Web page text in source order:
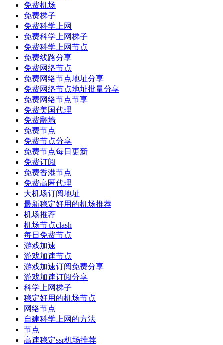
免费机场
免费梯子
免费科学上网
免费科学上网梯子
免费科学上网节点
免费线路分享
免费网络节点
免费网络节点地址分享
免费网络节点地址批量分享
免费网络节点节享
免费美国代理
免费翻墙
免费节点
免费节点分享
免费节点每日更新
免费订阅
免费香港节点
免费高匿代理
大机场订阅地址
最新稳定好用的机场推荐
机场推荐
机场节点clash
每日免费节点
游戏加速
游戏加速节点
游戏加速订阅免费分享
游戏加速订阅分享
科学上网梯子
稳定好用的机场节点
网络节点
自建科学上网的方法
节点
高速稳定ssr机场推荐